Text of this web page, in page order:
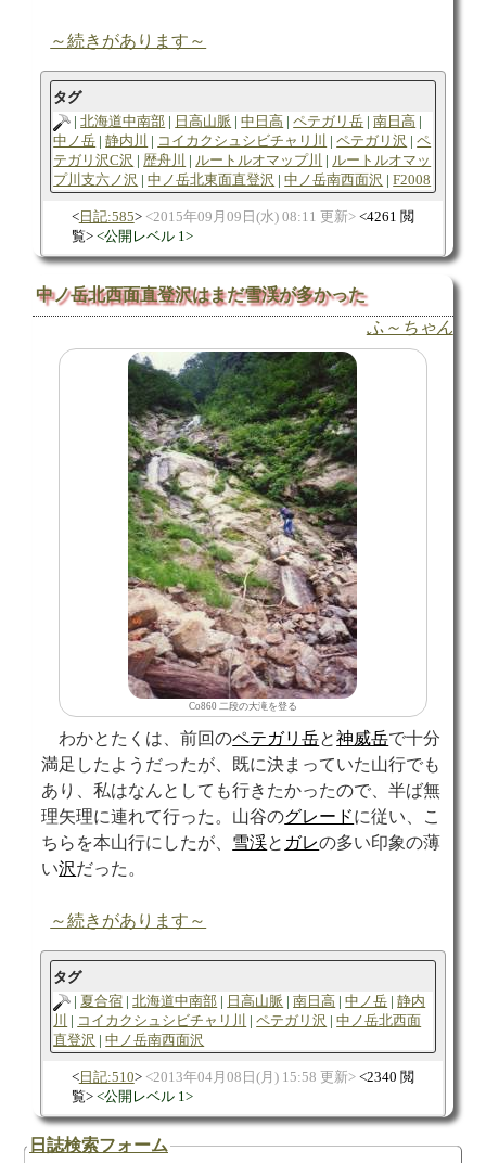
～続きがあります～
タグ
北海道中南部
日高山脈 中日高 ペテガリ岳
南日高
中ノ岳
静内川 コイカクシュシビチャリ川 ペテガリ沢
ペ
テガリ沢C沢
歴舟川 ルートルオマップ川
ルートルオマッ
プ川支六ノ沢
中ノ岳北東面直登沢 中ノ岳南西面沢 F2008
日記:585 2015年09月09日(水) 08:11 更新
4261 閲
覧
公開レベル 1
中ノ岳北西面直登沢はまだ雪渓が多かった
ふ～ちゃん
Co860 二段の大滝を登る
わかとたくは、前回のペテガリ岳と神威岳で十分
満足したようだったが、既に決まっていた山行でも
あり、私はなんとしても行きたかったので、半ば無
理矢理に連れて行った。山谷のグレードに従い、こ
ちらを本山行にしたが、 雪渓と ガレの多い印象の薄
い沢だった。
～続きがあります～
タグ
夏合宿
北海道中南部 日高山脈 南日高 中ノ岳
静内
川
コイカクシュシビチャリ川 ペテガリ沢
中ノ岳北西面
直登沢
中ノ岳南西面沢
日記:510 2013年04月08日(月) 15:58 更新
2340 閲
覧
公開レベル 1
日誌検索フォーム